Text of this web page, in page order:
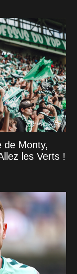
de Monty,
les Verts !